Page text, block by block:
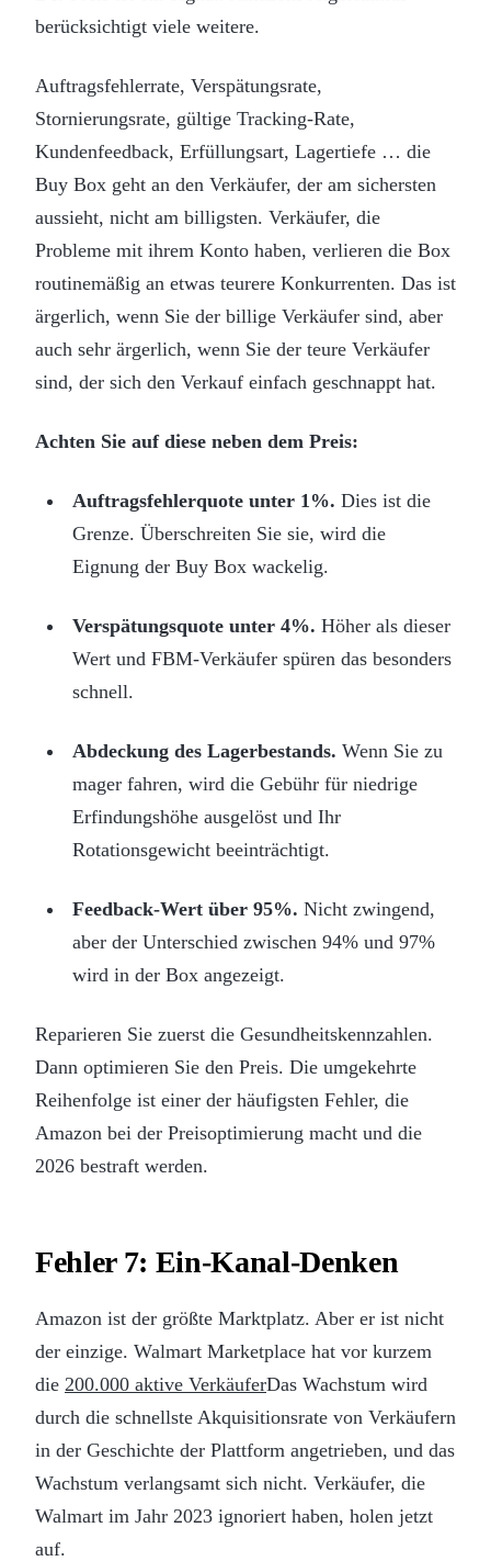
berücksichtigt viele weitere.
Auftragsfehlerrate, Verspätungsrate,
Stornierungsrate, gültige Tracking-Rate,
Kundenfeedback, Erfüllungsart, Lagertiefe … die
Buy Box geht an den Verkäufer, der am sichersten
aussieht, nicht am billigsten. Verkäufer, die
Probleme mit ihrem Konto haben, verlieren die Box
routinemäßig an etwas teurere Konkurrenten. Das ist
ärgerlich, wenn Sie der billige Verkäufer sind, aber
auch sehr ärgerlich, wenn Sie der teure Verkäufer
sind, der sich den Verkauf einfach geschnappt hat.
Achten Sie auf diese neben dem Preis:
Auftragsfehlerquote unter 1%. Dies ist die
Grenze. Überschreiten Sie sie, wird die
Eignung der Buy Box wackelig.
Verspätungsquote unter 4%. Höher als dieser
Wert und FBM-Verkäufer spüren das besonders
schnell.
Abdeckung des Lagerbestands. Wenn Sie zu
mager fahren, wird die Gebühr für niedrige
Erfindungshöhe ausgelöst und Ihr
Rotationsgewicht beeinträchtigt.
Feedback-Wert über 95%. Nicht zwingend,
aber der Unterschied zwischen 94% und 97%
wird in der Box angezeigt.
Reparieren Sie zuerst die Gesundheitskennzahlen.
Dann optimieren Sie den Preis. Die umgekehrte
Reihenfolge ist einer der häufigsten Fehler, die
Amazon bei der Preisoptimierung macht und die
2026 bestraft werden.
Fehler 7: Ein-Kanal-Denken
Amazon ist der größte Marktplatz. Aber er ist nicht
der einzige. Walmart Marketplace hat vor kurzem
die 200.000 aktive VerkäuferDas Wachstum wird
durch die schnellste Akquisitionsrate von Verkäufern
in der Geschichte der Plattform angetrieben, und das
Wachstum verlangsamt sich nicht. Verkäufer, die
Walmart im Jahr 2023 ignoriert haben, holen jetzt
auf.